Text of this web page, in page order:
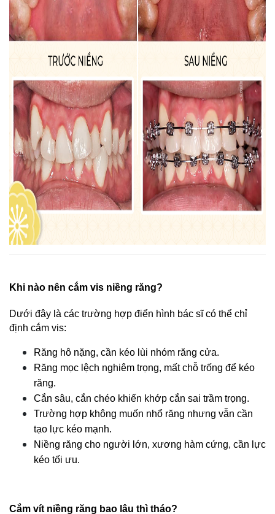
Khi nào nên cắm vis niềng răng?
Dưới đây là các trường hợp điển hình bác sĩ có thể chỉ
định cắm vis:
Răng hô nặng, cần kéo lùi nhóm răng cửa.
Răng mọc lệch nghiêm trọng, mất chỗ trống để kéo
răng.
Cắn sâu, cắn chéo khiến khớp cắn sai trầm trọng.
Trường hợp không muốn nhổ răng nhưng vẫn cần
tạo lực kéo mạnh.
Niềng răng cho người lớn, xương hàm cứng, cần lực
kéo tối ưu.
Cắm vít niềng răng bao lâu thì tháo?